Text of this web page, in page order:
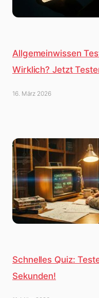
Allgemeinwissen
Wirklich? Jetzt
16. März 2026
Schnelles Quiz:
Sekunden!